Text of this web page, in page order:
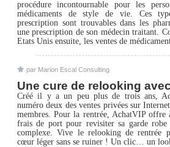
procédure incontournable pour les
médicaments de style de vie. Ces
prescription sont trouvables dans les
une prescription de son médecin traitant.
Etats Unis ensuite, les ventes de
par Marion Escal Consulting
Une cure de relooking
Créé il y a un peu plus de trois ans,
numéro deux des ventes privées sur
membres. Pour la rentrée, AchatVIP offre
frais de port pour revisiter sa garde robe
complexe. Vive le relooking de rentrée
cœur léger sans se ruiner ! Un clic… un